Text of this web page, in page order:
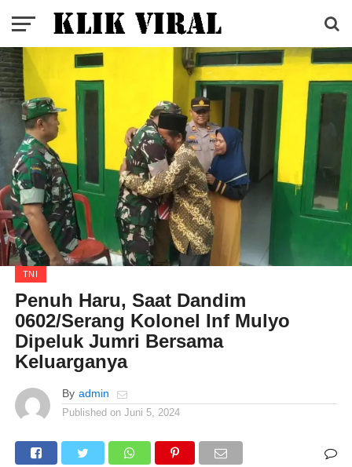
TNI
Penuh Haru, Saat Dandim
0602/Serang Kolonel Inf Mulyo
Dipeluk Jumri Bersama
Keluarganya
By admin
Published on Juni 5, 2024